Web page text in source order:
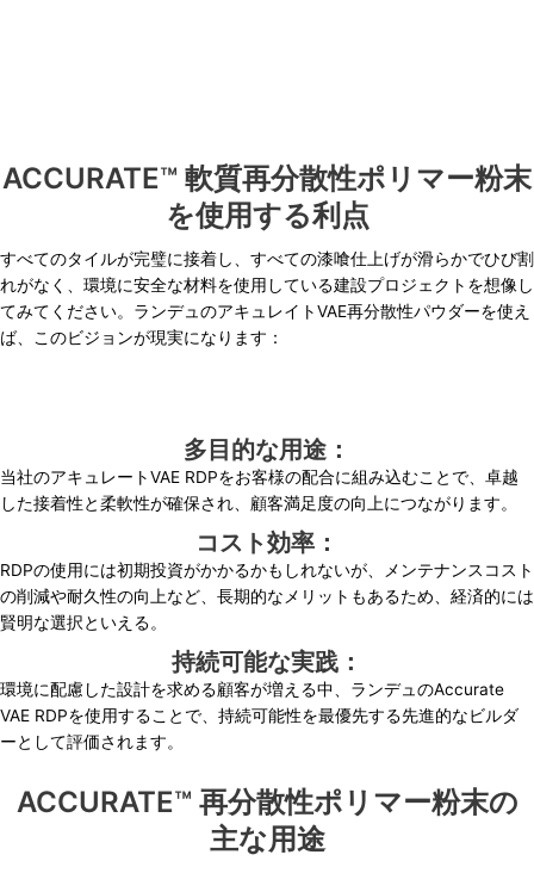
ACCURATE™ 軟質再分散性ポリマー粉末
を使用する利点
すべてのタイルが完璧に接着し、すべての漆喰仕上げが滑らかでひび割
れがなく、環境に安全な材料を使用している建設プロジェクトを想像し
てみてください。ランデュのアキュレイトVAE再分散性パウダーを使え
ば、このビジョンが現実になります：
多目的な用途：
当社のアキュレートVAE RDPをお客様の配合に組み込むことで、卓越
した接着性と柔軟性が確保され、顧客満足度の向上につながります。
コスト効率：
RDPの使用には初期投資がかかるかもしれないが、メンテナンスコスト
の削減や耐久性の向上など、長期的なメリットもあるため、経済的には
賢明な選択といえる。
持続可能な実践：
環境に配慮した設計を求める顧客が増える中、ランデュのAccurate
VAE RDPを使用することで、持続可能性を最優先する先進的なビルダ
ーとして評価されます。
ACCURATE™ 再分散性ポリマー粉末の
主な用途